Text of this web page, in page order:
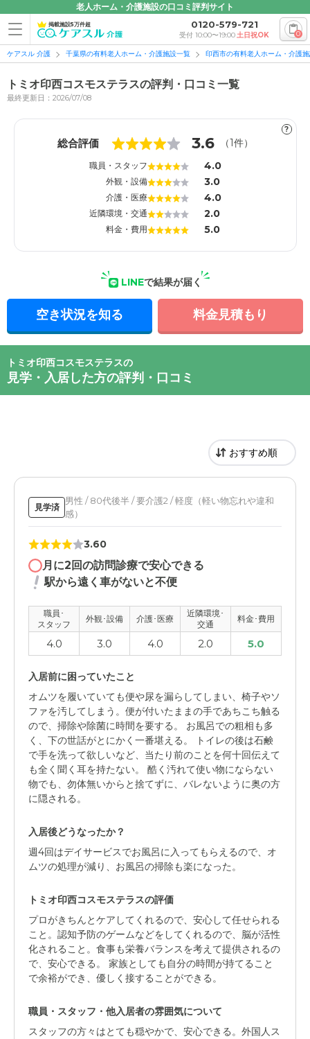
老人ホーム・介護施設の口コミ評判サイト
掲載施設5万件超 0120-579-721
受付 10:00〜19:00土日祝OK 0
ケアスル 介護 千葉県の有料老人ホーム・介護施設一覧 印西市の有料老人ホーム・介護
トミオ印西コスモステラスの評判・口コミ一覧
最終更新日：2026/07/08
?
総合評価 3.6 （1件）
職員・スタッフ 4.0
外観・設備 3.0
介護・医療 4.0
近隣環境・交通 2.0
料金・費用 5.0
LINEで結果が届く
空き状況を知る 料金見積もり
トミオ印西コスモステラスの
見学・入居した方の評判・口コミ
見学済
男性 / 80代後半 / 要介護2 / 軽度（軽い物忘れや違和
感）
3.60
月に2回の訪問診療で安心できる
駅から遠く車がないと不便
職員･
スタッフ
外観･設備 介護･医療
近隣環境･
交通
料金･費用
4.0 3.0 4.0 2.0 5.0
入居前に困っていたこと
オムツを履いていても便や尿を漏らしてしまい、椅子やソ
ファを汚してしまう。便が付いたままの手であちこち触る
ので、掃除や除菌に時間を要する。 お風呂での粗相も多
く、下の世話がとにかく一番堪える。 トイレの後は石鹸
で手を洗って欲しいなど、当たり前のことを何十回伝えて
も全く聞く耳を持たない。 酷く汚れて使い物にならない
物でも、勿体無いからと捨てずに、バレないように奥の方
に隠される。
入居後どうなったか？
週4回はデイサービスでお風呂に入ってもらえるので、オ
ムツの処理が減り、お風呂の掃除も楽になった。
トミオ印西コスモステラスの評価
プロがきちんとケアしてくれるので、安心して任せられる
こと。認知予防のゲームなどをしてくれるので、脳が活性
化されること。食事も栄養バランスを考えて提供されるの
で、安心できる。 家族としても自分の時間が持てること
で余裕ができ、優しく接することができる。
職員・スタッフ・他入居者の雰囲気について
スタッフの方々はとても穏やかで、安心できる。外国人ス